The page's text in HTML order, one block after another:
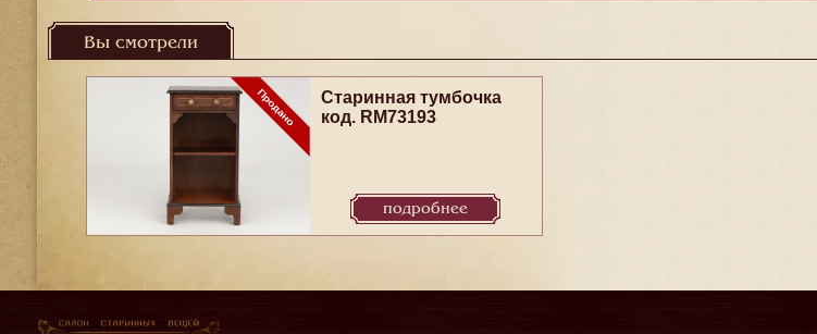
Вы смотрели
Старинная тумбочка
код. RM73193
подробнее